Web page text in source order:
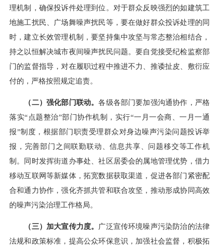
理机制
，确保投诉件处理到位。对于群众反映强烈的如建筑工
地施工扰民、广场舞噪声扰民等，要在做好群众投诉处理的同
时，建立长效管理机制，要坚持集中攻坚与常态整治相结合，
持之以恒解决城市夜间噪声扰民问题。要自觉接受纪检监察部
门的监督指导， 对在履职过程中推进不力、推诿扯皮、敷衍应
付的，严格按照规定追责。
（二）强化部门联动。各级各部门要加强沟通协作，严格
落实“点题整治”部门协作机制，实行“一月一会商、一月一通
报”制度，根据部门职责受理群众对身边噪声污染问题投诉举
报，完善部门之间联勤联动、信息共享、问题移交等工作机
制。同时发挥街道办事处、社区居委会的属地管理优势，借力
移动互联网等新媒体，拓宽数据获取渠道，促进各部门紧密配
合和通力协作，强化齐抓共管和联合攻坚，推动形成协同高效
的噪声污染治理工作格局。
（三）加大宣传力度。 广泛宣传环境噪声污染防治的法律
法规和政策标准，提高公众环保意识， 加强社会监督，积极拓